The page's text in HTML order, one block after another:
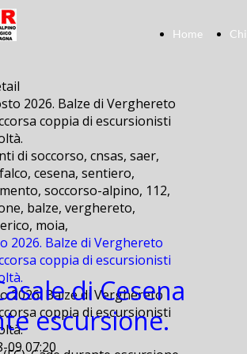
Home
di soccorso, cnsas, saer,
cesena, sentiero,
soccorso-alpino, 112,
balze, verghereto,
moia,
2026. Balze di Verghereto
coppia di escursionisti
2026. Balze di Verghereto
coppia di escursionisti
09 07:20
di Cesena
escursione.